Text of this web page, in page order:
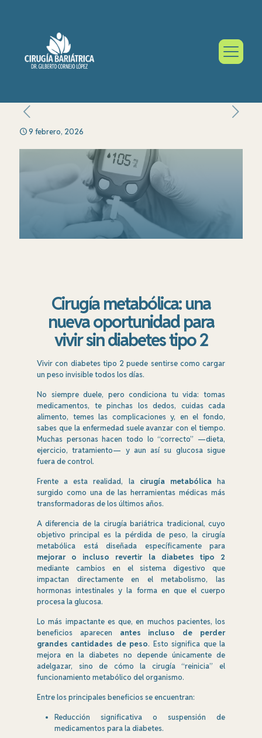
9 febrero, 2026
Cirugía metabólica: una
nueva oportunidad para
vivir sin diabetes tipo 2
Vivir con diabetes tipo 2 puede sentirse como cargar
un peso invisible todos los días.
No siempre duele, pero condiciona tu vida: tomas
medicamentos, te pinchas los dedos, cuidas cada
alimento, temes las complicaciones y, en el fondo,
sabes que la enfermedad suele avanzar con el tiempo.
Muchas personas hacen todo lo “correcto” —dieta,
ejercicio, tratamiento— y aun así su glucosa sigue
fuera de control.
Frente a esta realidad, la cirugía metabólicaha
surgido como una de las herramientas médicas más
transformadoras de los últimos años.
A diferencia de la cirugía bariátrica tradicional, cuyo
objetivo principal es la pérdida de peso, la cirugía
metabólica está diseñada específicamente para
mejorar o incluso revertir la diabetes tipo 2
mediante cambios en el sistema digestivo que
impactan directamente en el metabolismo, las
hormonas intestinales y la forma en que el cuerpo
procesa la glucosa.
Lo más impactante es que, en muchos pacientes, los
beneficios aparecen antes incluso de perder
grandes cantidades de peso. Esto significa que la
mejora en la diabetes no depende únicamente de
adelgazar, sino de cómo la cirugía “reinicia” el
funcionamiento metabólico del organismo.
Entre los principales beneficios se encuentran:
Reducción significativa o suspensión de
medicamentos para la diabetes.